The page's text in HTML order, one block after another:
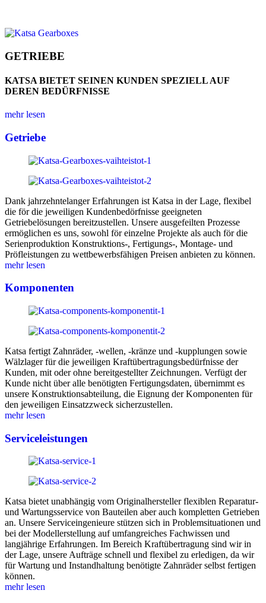
GETRIEBE
KATSA BIETET SEINEN KUNDEN SPEZIELL AUF
DEREN BEDÜRFNISSE
mehr lesen
Getriebe
Dank jahrzehntelanger Erfahrungen ist Katsa in der Lage, flexibel
die för die jeweiligen Kundenbedörfnisse geeigneten
Getriebelösungen bereitzustellen. Unsere ausgefeilten Prozesse
ermöglichen es uns, sowohl för einzelne Projekte als auch för die
Serienproduktion Konstruktions-, Fertigungs-, Montage- und
Pröfleistungen zu wettbewerbsfähigen Preisen anbieten zu können.
mehr lesen
Komponenten
Katsa fertigt Zahnräder, -wellen, -kränze und -kupplungen sowie
Wälzlager für die jeweiligen Kraftübertragungsbedürfnisse der
Kunden, mit oder ohne bereitgestellter Zeichnungen. Verfügt der
Kunde nicht über alle benötigten Fertigungsdaten, übernimmt es
unsere Konstruktionsabteilung, die Eignung der Komponenten für
den jeweiligen Einsatzzweck sicherzustellen.
mehr lesen
Serviceleistungen
Katsa bietet unabhängig vom Originalhersteller flexiblen Reparatur-
und Wartungsservice von Bauteilen aber auch kompletten Getrieben
an. Unsere Serviceingenieure stützen sich in Problemsituationen und
bei der Modellerstellung auf umfangreiches Fachwissen und
langjährige Erfahrungen. Im Bereich Kraftübertragung sind wir in
der Lage, unsere Aufträge schnell und flexibel zu erledigen, da wir
für Wartung und Instandhaltung benötigte Zahnräder selbst fertigen
können.
mehr lesen